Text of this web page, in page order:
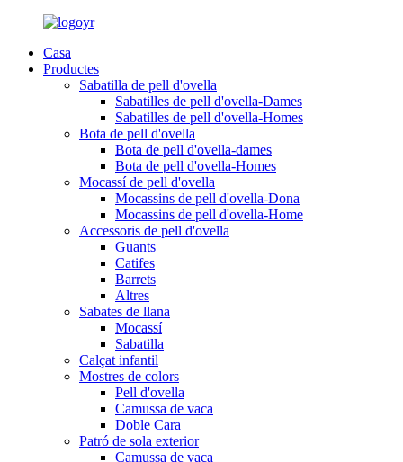
Casa
Productes
Sabatilla de pell d'ovella
Sabatilles de pell d'ovella-Dames
Sabatilles de pell d'ovella-Homes
Bota de pell d'ovella
Bota de pell d'ovella-dames
Bota de pell d'ovella-Homes
Mocassí de pell d'ovella
Mocassins de pell d'ovella-Dona
Mocassins de pell d'ovella-Home
Accessoris de pell d'ovella
Guants
Catifes
Barrets
Altres
Sabates de llana
Mocassí
Sabatilla
Calçat infantil
Mostres de colors
Pell d'ovella
Camussa de vaca
Doble Cara
Patró de sola exterior
Camussa de vaca